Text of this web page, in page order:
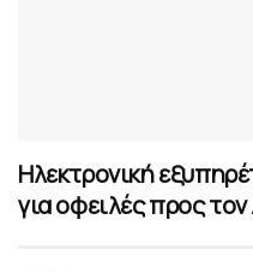
Ηλεκτρονική
για οφειλές προς